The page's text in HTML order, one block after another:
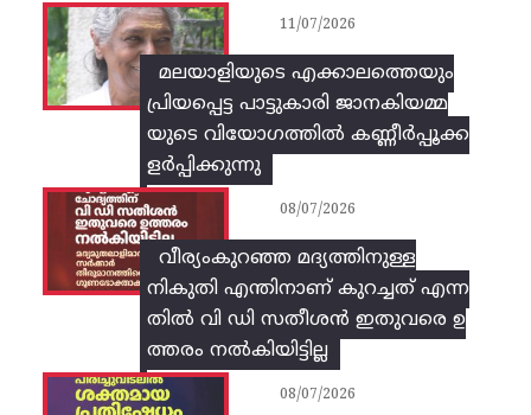
മലയാളിയുടെ എക്കാലത്തെയും
പ്രിയപ്പെട്ട പാട്ടുകാരി ജാനകിയമ്മ
യുടെ വിയോഗത്തിൽ കണ്ണീർപ്പൂക്ക
ളർപ്പിക്കുന്നു
11/07/2026
വീര്യംകുറഞ്ഞ മദ്യത്തിനുള്ള
നികുതി എന്തിനാണ് കുറച്ചത് എന്ന
തിൽ വി ഡി സതീശൻ ഇതുവരെ ഉ
ത്തരം നൽകിയിട്ടില്ല
08/07/2026
08/07/2026